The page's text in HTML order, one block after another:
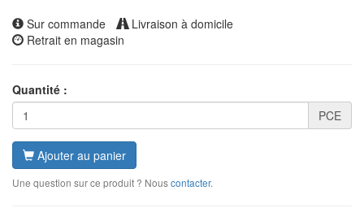
Sur commande
Livraison à domicile
Retrait en magasin
Quantité :
PCE
Ajouter au panier
Une question sur ce produit ? Nouscontacter.